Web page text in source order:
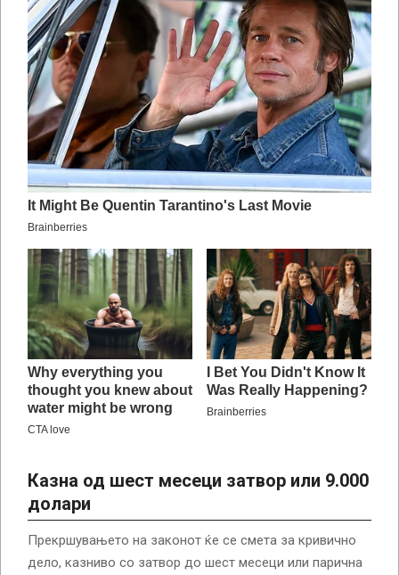
Казна од шест месеци затвор или 9.000
долари
Прекршувањето на законот ќе се смета за кривично
дело, казниво со затвор до шест месеци или парична